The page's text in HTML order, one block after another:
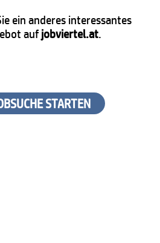
ein anderes interessantes
aufjobviertel.at.
STARTEN